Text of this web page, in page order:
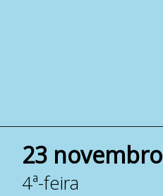
23 novembro
4ª-feira